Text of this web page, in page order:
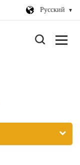
Русский